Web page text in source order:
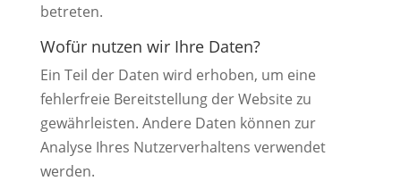
betreten.
Wofür nutzen wir Ihre Daten?
Ein Teil der Daten wird erhoben, um eine
fehlerfreie Bereitstellung der Website zu
gewährleisten. Andere Daten können zur
Analyse Ihres Nutzerverhaltens verwendet
werden.